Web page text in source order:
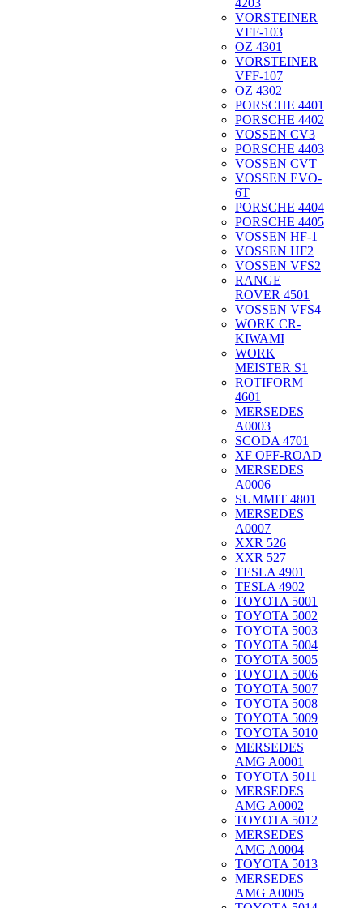
4203
VORSTEINER
VFF-103
OZ 4301
VORSTEINER
VFF-107
OZ 4302
PORSCHE 4401
PORSCHE 4402
VOSSEN CV3
PORSCHE 4403
VOSSEN CVT
VOSSEN EVO-
6T
PORSCHE 4404
PORSCHE 4405
VOSSEN HF-1
VOSSEN HF2
VOSSEN VFS2
RANGE
ROVER 4501
VOSSEN VFS4
WORK CR-
KIWAMI
WORK
MEISTER S1
ROTIFORM
4601
MERSEDES
A0003
SCODA 4701
XF OFF-ROAD
MERSEDES
A0006
SUMMIT 4801
MERSEDES
A0007
XXR 526
XXR 527
TESLA 4901
TESLA 4902
TOYOTA 5001
TOYOTA 5002
TOYOTA 5003
TOYOTA 5004
TOYOTA 5005
TOYOTA 5006
TOYOTA 5007
TOYOTA 5008
TOYOTA 5009
TOYOTA 5010
MERSEDES
AMG A0001
TOYOTA 5011
MERSEDES
AMG A0002
TOYOTA 5012
MERSEDES
AMG A0004
TOYOTA 5013
MERSEDES
AMG A0005